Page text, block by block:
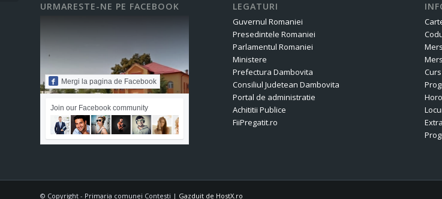
URMARESTE-NE PE FACEBOOK
Mergi la pagina de Facebook
Join our Facebook community
LEGATURI
Guvernul Romaniei
Presedintele Romaniei
Parlamentul Romaniei
Ministere
Prefectura Dambovita
Consiliul Judetean Dambovita
Portal de administratie
Achititii Publice
FiiPregatit.ro
© Copyright - Primaria comunei Contesti | Gazduit de HostX.ro